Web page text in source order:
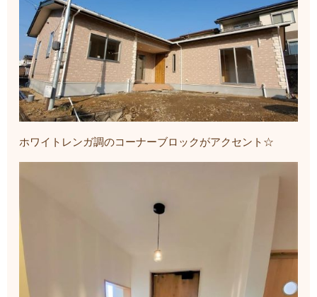
ホワイトレンガ調のコーナーブロックがアクセント☆